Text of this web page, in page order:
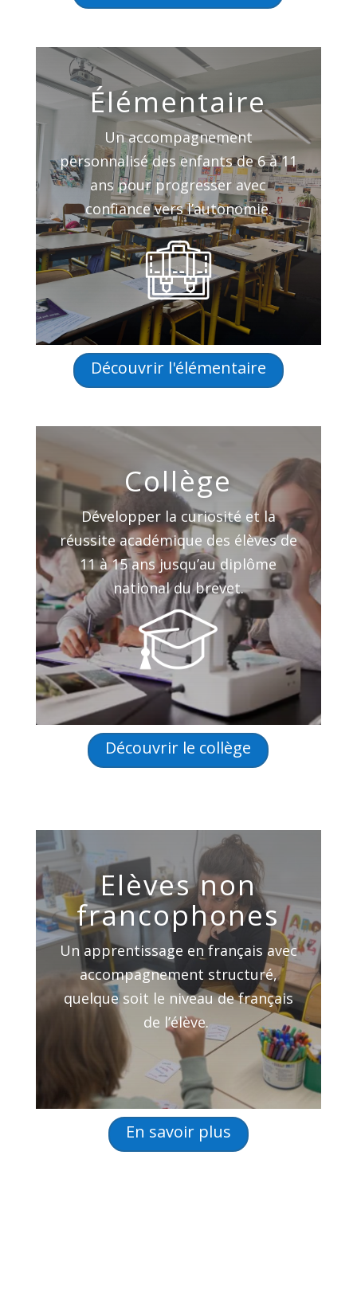
Élémentaire
Un accompagnement
personnalisé des enfants de 6 à 11
ans pour progresser avec
confiance vers l’autonomie.
Découvrir l'élémentaire
Collège
Développer la curiosité et la
réussite académique des élèves de
11 à 15 ans jusqu’au diplôme
national du brevet.
Découvrir le collège
Elèves non
francophones
Un apprentissage en français avec
accompagnement structuré,
quelque soit le niveau de français
de l’élève.
En savoir plus